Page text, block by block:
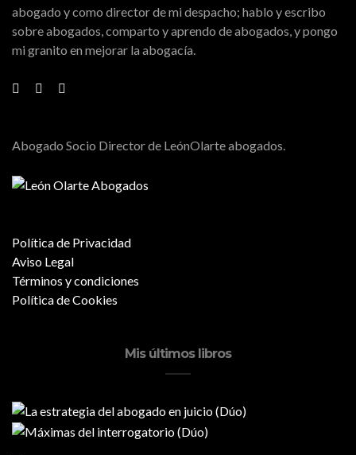
abogado y como director de mi despacho; hablo y escribo
sobre abogados, comparto y aprendo de abogados, y pongo
mi granito en mejorar la abogacía.
Abogado Socio Director de LeónOlarte abogados.
Política de Privacidad
Aviso Legal
Términos y condiciones
Política de Cookies
Mis últimos libros